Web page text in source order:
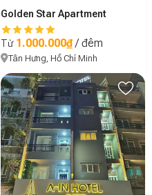
Golden Star Apartment
Từ 1.000.000₫/ đêm
Tân Hưng, Hồ Chí Minh